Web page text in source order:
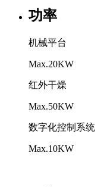
功率
机械平台
Max.20KW
红外干燥
Max.50KW
数字化控制系统
Max.10KW